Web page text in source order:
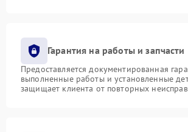
Гарантия на работы и запчасти
Предоставляется документированная
выполненные работы и установленные
защищает клиента от повторных